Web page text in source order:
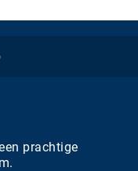
prachtige